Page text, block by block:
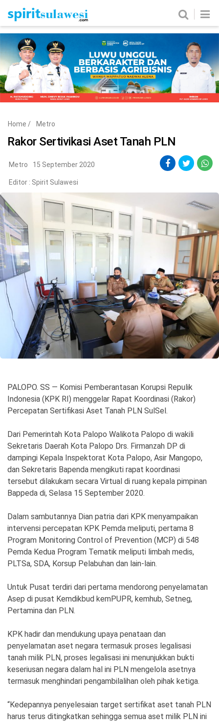
Home News
Metro Nasional
Politik Hukum & Kriminal
©
Copyright
2026
Spirit
Sulawesi
Home / Metro
Rakor Sertivikasi Aset Tanah PLN
Metro 15 September 2020
Editor : Spirit Sulawesi
PALOPO. SS — Komisi Pemberantasan Korupsi Repulik
Indonesia (KPK RI) menggelar Rapat Koordinasi (Rakor)
Percepatan Sertifikasi Aset Tanah PLN SulSel.
Dari Pemerintah Kota Palopo Walikota Palopo di wakili
Sekretaris Daerah Kota Palopo Drs. Firmanzah DP di
dampingi Kepala Inspektorat Kota Palopo, Asir Mangopo,
dan Sekretaris Bapenda mengikuti rapat koordinasi
tersebut dilakukam secara Virtual di ruang kepala pimpinan
Bappeda di, Selasa 15 September 2020.
Dalam sambutannya Dian patria dari KPK menyampaikan
intervensi percepatan KPK Pemda meliputi, pertama 8
Program Monitoring Control of Prevention (MCP) di 548
Pemda Kedua Program Tematik meliputi limbah medis,
PLTSa, SDA, Korsup Pelabuhan dan lain-lain.
Untuk Pusat terdiri dari pertama mendorong penyelamatan
Asep di pusat Kemdikbud kemPUPR, kemhub, Setneg,
Pertamina dan PLN.
KPK hadir dan mendukung upaya penataan dan
penyelamatan aset negara termasuk proses legalisasi
tanah milik PLN, proses legalisasi ini menunjukkan bukti
keseriusan negara dalam hal ini PLN mengelola asetnya
termasuk menghindari pengambilalihan oleh pihak ketiga.
“Kedepannya penyelesaian target sertifikat aset tanah PLN
harus terus ditingkatkan sehingga semua aset milik PLN ini